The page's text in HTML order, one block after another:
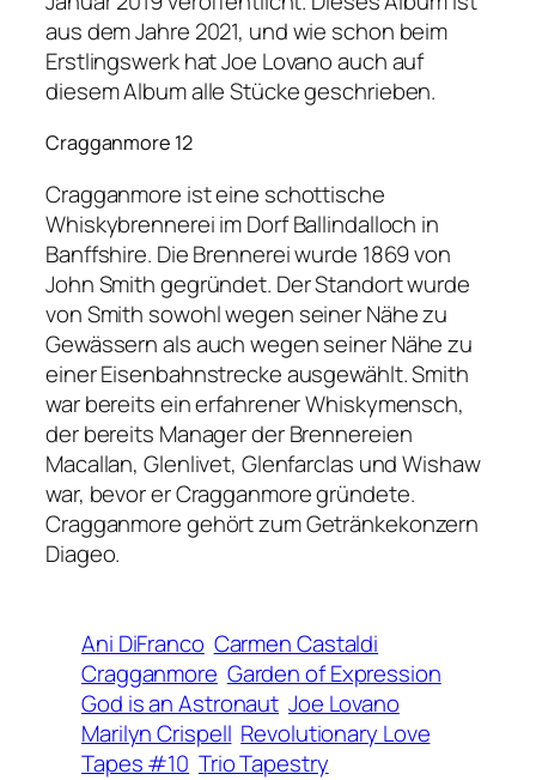
aus dem Jahre 2021, und wie schon beim
Erstlingswerk hat Joe Lovano auch auf
diesem Album alle Stücke geschrieben.
Cragganmore 12
Cragganmore ist eine schottische
Whiskybrennerei im Dorf Ballindalloch in
Banffshire. Die Brennerei wurde 1869 von
John Smith gegründet. Der Standort wurde
von Smith sowohl wegen seiner Nähe zu
Gewässern als auch wegen seiner Nähe zu
einer Eisenbahnstrecke ausgewählt. Smith
war bereits ein erfahrener Whiskymensch,
der bereits Manager der Brennereien
Macallan, Glenlivet, Glenfarclas und Wishaw
war, bevor er Cragganmore gründete.
Cragganmore gehört zum Getränkekonzern
Diageo.
Ani DiFranco Carmen Castaldi
Cragganmore Garden of Expression
God is an Astronaut Joe Lovano
Marilyn Crispell Revolutionary Love
Tapes #10 Trio Tapestry